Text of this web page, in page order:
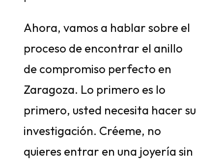
Ahora, vamos a hablar sobre el
proceso de encontrar el anillo
de compromiso perfecto en
Zaragoza. Lo primero es lo
primero, usted necesita hacer su
investigación. Créeme, no
quieres entrar en una joyería sin